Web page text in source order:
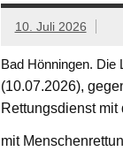
10. Juli 2026
Bad Hönningen. Die
(10.07.2026),
Rettungsdienst mit
mit